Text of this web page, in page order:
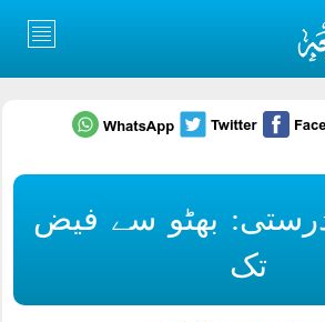
بھٹو سے فیض
تک